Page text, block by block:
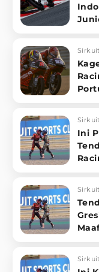
Sirkuit
Sirkuit
Ini
Sirkuit
Sirkuit